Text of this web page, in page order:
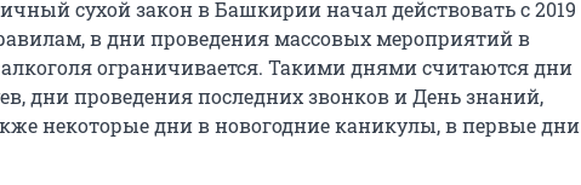
сухой закон в Башкирии начал действовать с 2019
в дни проведения массовых мероприятий в
ограничивается. Такими днями считаются дни
дни проведения последних звонков и День знаний,
некоторые дни в новогодние каникулы, в первые дни